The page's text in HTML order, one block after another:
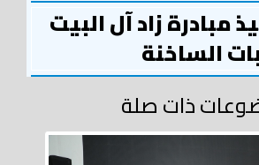
مبادرة زاد آل البيت
الساخنة
ذات صلة